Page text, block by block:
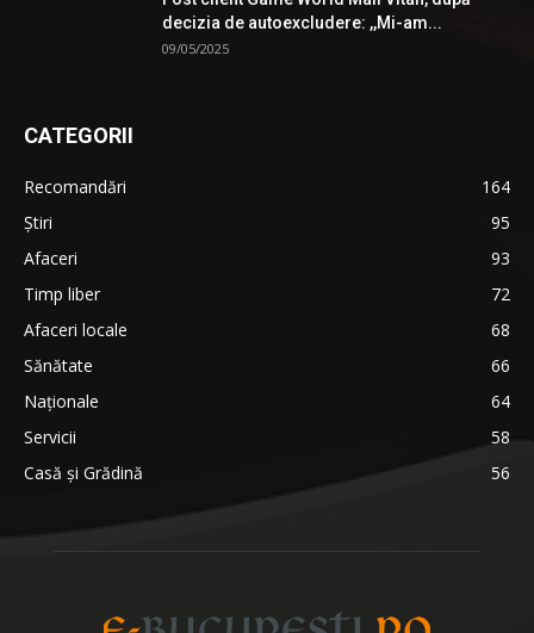
decizia de autoexcludere: ,,Mi-am...
09/05/2025
CATEGORII
Recomandări
164
Știri
95
Afaceri
93
Timp liber
72
Afaceri locale
68
Sănătate
66
Naționale
64
Servicii
58
Casă și Grădină
56